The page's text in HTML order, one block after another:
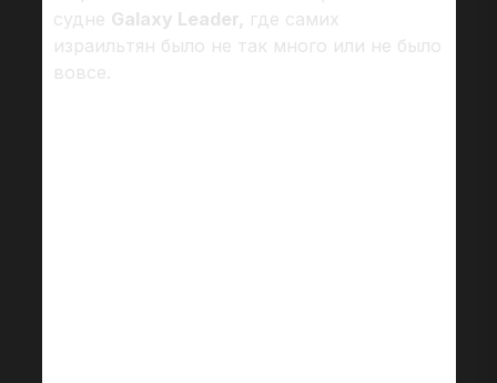
судне Galaxy Leader, где самих
израильтян было не так много или не было
вовсе.